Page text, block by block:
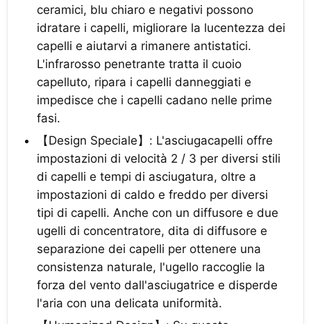
ceramici, blu chiaro e negativi possono
idratare i capelli, migliorare la lucentezza dei
capelli e aiutarvi a rimanere antistatici.
L'infrarosso penetrante tratta il cuoio
capelluto, ripara i capelli danneggiati e
impedisce che i capelli cadano nelle prime
fasi.
【Design Speciale】: L'asciugacapelli offre
impostazioni di velocità 2 / 3 per diversi stili
di capelli e tempi di asciugatura, oltre a
impostazioni di caldo e freddo per diversi
tipi di capelli. Anche con un diffusore e due
ugelli di concentratore, dita di diffusore e
separazione dei capelli per ottenere una
consistenza naturale, l'ugello raccoglie la
forza del vento dall'asciugatrice e disperde
l'aria con una delicata uniformità.